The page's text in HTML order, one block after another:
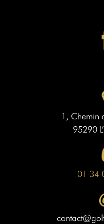
1, Chemin
95290
01 34